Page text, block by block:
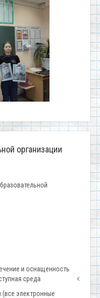
организации
и оснащенность
среда
(все электронные